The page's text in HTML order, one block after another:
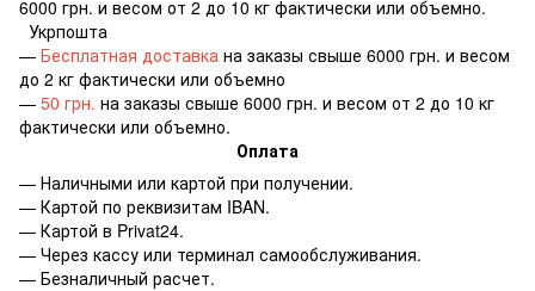
6000 грн. и весом от 2 до 10 кг фактически или объемно.
Укрпошта
— Бесплатная доставка на заказы свыше 6000 грн. и весом
до 2 кг фактически или объемно
— 50 грн. на заказы свыше 6000 грн. и весом от 2 до 10 кг
фактически или объемно.
Оплата
— Наличными или картой при получении.
— Картой по реквизитам IBAN.
— Картой в Privat24.
— Через кассу или терминал самообслуживания.
— Безналичный расчет.